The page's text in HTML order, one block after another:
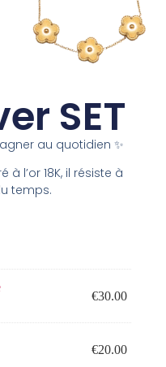
SET
au quotidien ✨
l’or 18K, il résiste à
temps.
€30.00
€20.00